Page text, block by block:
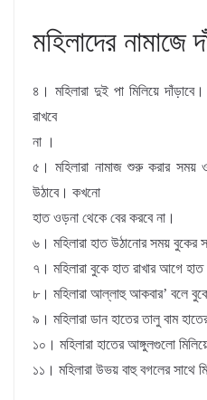
মহিলাদের নামাজে
৪। মহিলারা দুই পা মিলিয়ে
রাখবে
না ।
৫। মহিলারা নামাজ শুরু করার সময়
উঠাবে। কখনাে
হাত ওড়না থেকে বের করবে না।
৬। মহিলারা হাত উঠানাের সময় বুকের
৭। মহিলারা বুকে হাত রাখার আগে হাত
৮। মহিলারা আল্লাহু আকবার’ বলে
৯। মহিলারা ডান হাতের তালু বাম
১০। মহিলারা হাতের আঙ্গুলগুলাে
১১। মহিলারা উভয় বাহু বগলের সাথে